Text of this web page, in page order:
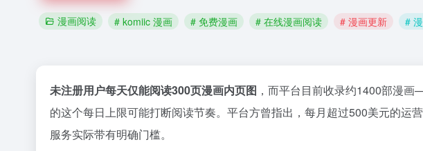
漫画阅读 # komiic 漫画 # 免费漫画 # 在线漫画阅读 # 漫画更新 #
未注册用户每天仅能阅读300页漫画内页图 ，而平台目前收录约1400部漫
的这个每日上限可能打断阅读节奏。平台方曾指出，每月超过500美元的运
服务实际带有明确门槛。